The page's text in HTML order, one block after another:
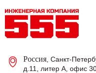
Россия , Санкт-
д.11, литер А, офис